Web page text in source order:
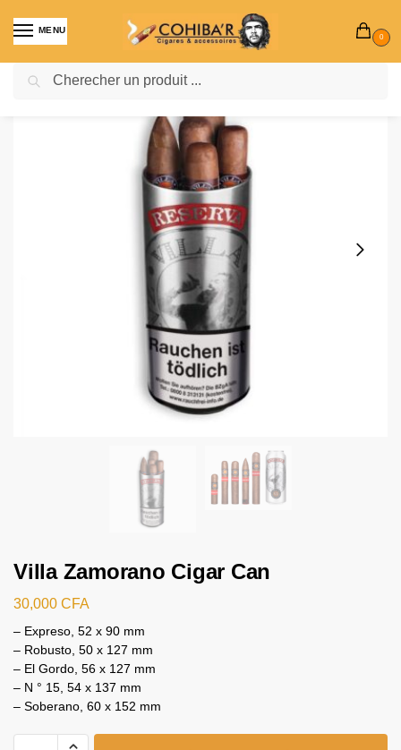
MENU
0
Villa Zamorano Cigar Can
30,000 CFA
– Expreso, 52 x 90 mm
– Robusto, 50 x 127 mm
– El Gordo, 56 x 127 mm
– N ° 15, 54 x 137 mm
– Soberano, 60 x 152 mm